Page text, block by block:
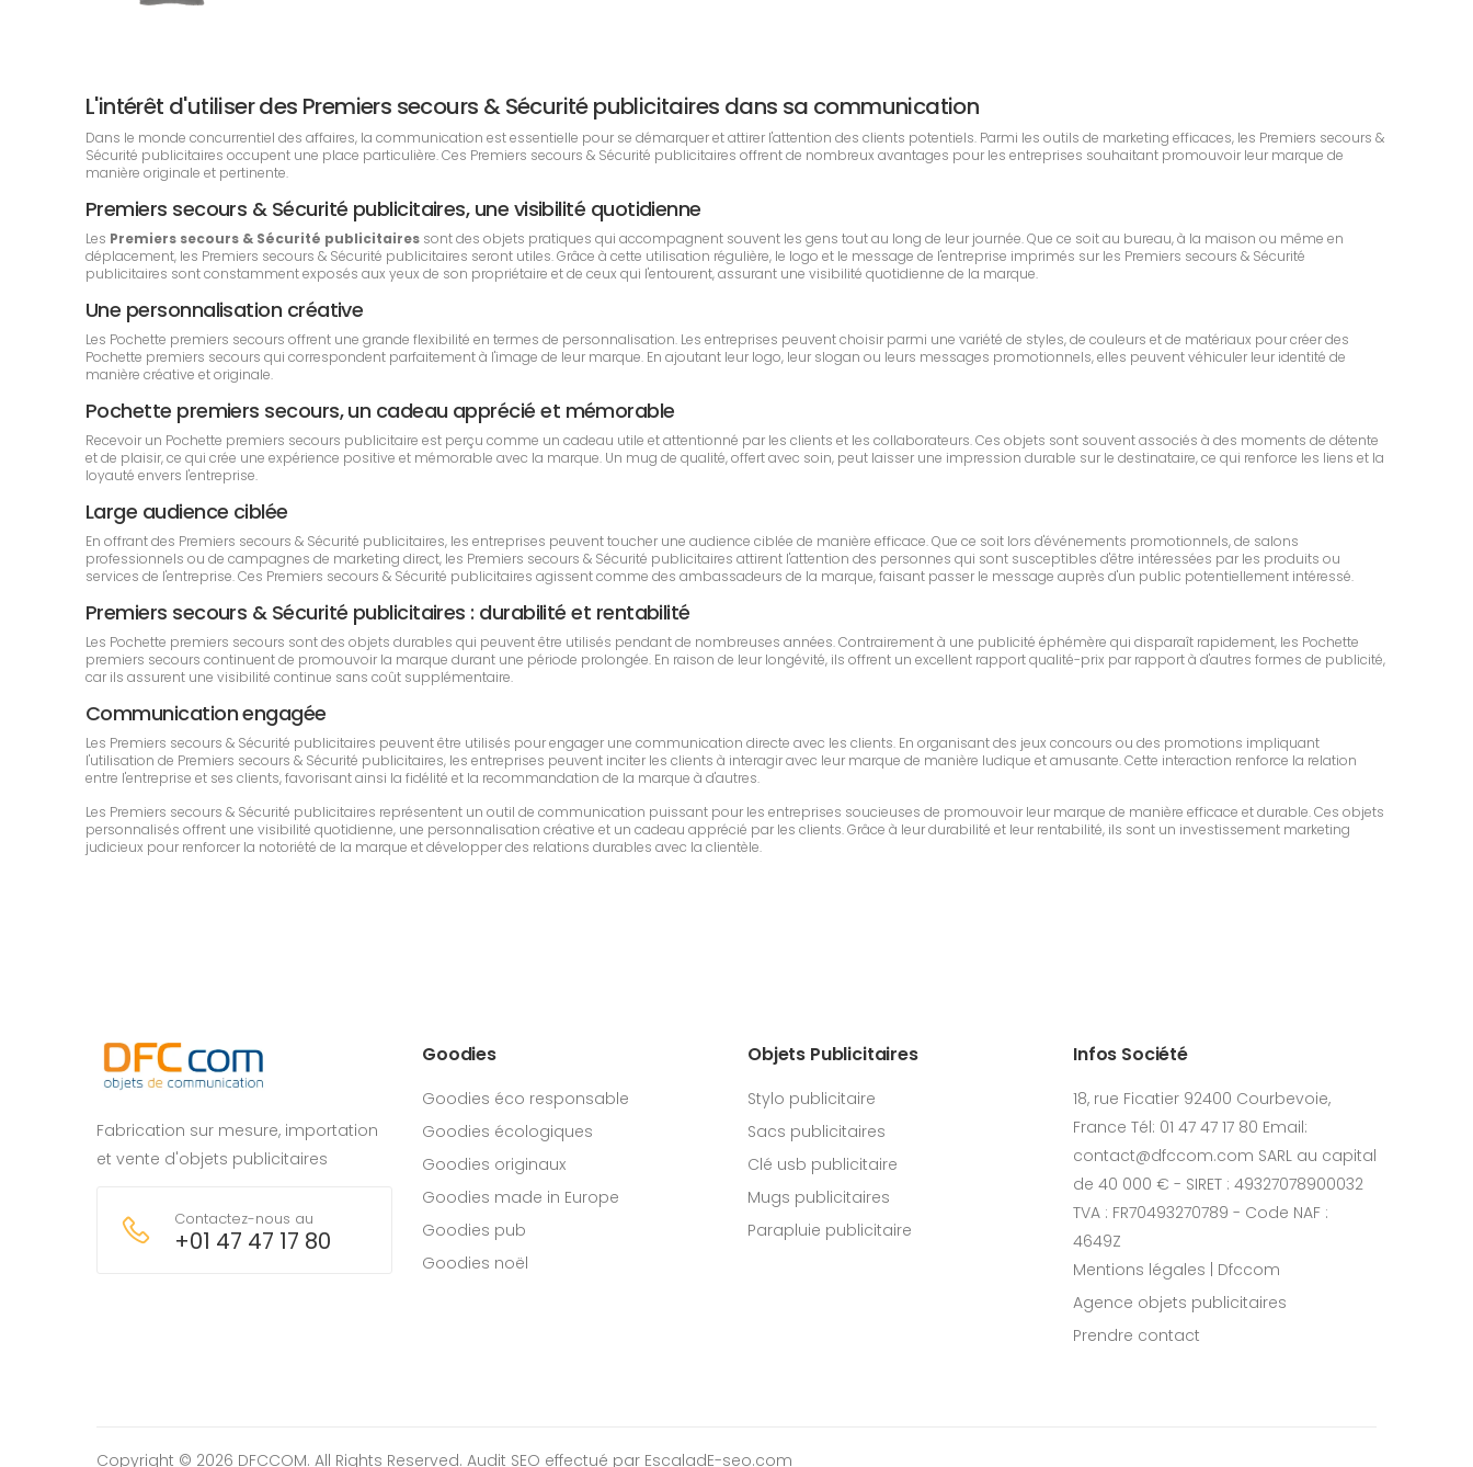
L'intérêt d'utiliser des Premiers secours & Sécurité publicitaires dans sa communication
Dans le monde concurrentiel des affaires, la communication est essentielle pour se démarquer et attirer l'attention des clients potentiels. Parmi les outils de marketing efficaces, les Premiers secours &
Sécurité publicitaires occupent une place particulière. Ces Premiers secours & Sécurité publicitaires offrent de nombreux avantages pour les entreprises souhaitant promouvoir leur marque de
manière originale et pertinente.
Premiers secours & Sécurité publicitaires, une visibilité quotidienne
Les Premiers secours & Sécurité publicitaires sont des objets pratiques qui accompagnent souvent les gens tout au long de leur journée. Que ce soit au bureau, à la maison ou même en
déplacement, les Premiers secours & Sécurité publicitaires seront utiles. Grâce à cette utilisation régulière, le logo et le message de l'entreprise imprimés sur les Premiers secours & Sécurité
publicitaires sont constamment exposés aux yeux de son propriétaire et de ceux qui l'entourent, assurant une visibilité quotidienne de la marque.
Une personnalisation créative
Les Pochette premiers secours offrent une grande flexibilité en termes de personnalisation. Les entreprises peuvent choisir parmi une variété de styles, de couleurs et de matériaux pour créer des
Pochette premiers secours qui correspondent parfaitement à l'image de leur marque. En ajoutant leur logo, leur slogan ou leurs messages promotionnels, elles peuvent véhiculer leur identité de
manière créative et originale.
Pochette premiers secours, un cadeau apprécié et mémorable
Recevoir un Pochette premiers secours publicitaire est perçu comme un cadeau utile et attentionné par les clients et les collaborateurs. Ces objets sont souvent associés à des moments de détente
et de plaisir, ce qui crée une expérience positive et mémorable avec la marque. Un mug de qualité, offert avec soin, peut laisser une impression durable sur le destinataire, ce qui renforce les liens et la
loyauté envers l'entreprise.
Large audience ciblée
En offrant des Premiers secours & Sécurité publicitaires, les entreprises peuvent toucher une audience ciblée de manière efficace. Que ce soit lors d'événements promotionnels, de salons
professionnels ou de campagnes de marketing direct, les Premiers secours & Sécurité publicitaires attirent l'attention des personnes qui sont susceptibles d'être intéressées par les produits ou
services de l'entreprise. Ces Premiers secours & Sécurité publicitaires agissent comme des ambassadeurs de la marque, faisant passer le message auprès d'un public potentiellement intéressé.
Premiers secours & Sécurité publicitaires : durabilité et rentabilité
Les Pochette premiers secours sont des objets durables qui peuvent être utilisés pendant de nombreuses années. Contrairement à une publicité éphémère qui disparaît rapidement, les Pochette
premiers secours continuent de promouvoir la marque durant une période prolongée. En raison de leur longévité, ils offrent un excellent rapport qualité-prix par rapport à d'autres formes de publicité,
car ils assurent une visibilité continue sans coût supplémentaire.
Communication engagée
Les Premiers secours & Sécurité publicitaires peuvent être utilisés pour engager une communication directe avec les clients. En organisant des jeux concours ou des promotions impliquant
l'utilisation de Premiers secours & Sécurité publicitaires, les entreprises peuvent inciter les clients à interagir avec leur marque de manière ludique et amusante. Cette interaction renforce la relation
entre l'entreprise et ses clients, favorisant ainsi la fidélité et la recommandation de la marque à d'autres.
Les Premiers secours & Sécurité publicitaires représentent un outil de communication puissant pour les entreprises soucieuses de promouvoir leur marque de manière efficace et durable. Ces objets
personnalisés offrent une visibilité quotidienne, une personnalisation créative et un cadeau apprécié par les clients. Grâce à leur durabilité et leur rentabilité, ils sont un investissement marketing
judicieux pour renforcer la notoriété de la marque et développer des relations durables avec la clientèle.
Fabrication sur mesure, importation
et vente d'objets publicitaires
Contactez-nous au
+01 47 47 17 80
Goodies
Goodies éco responsable
Goodies écologiques
Goodies originaux
Goodies made in Europe
Goodies pub
Goodies noël
Objets Publicitaires
Stylo publicitaire
Sacs publicitaires
Clé usb publicitaire
Mugs publicitaires
Parapluie publicitaire
Infos Société
18, rue Ficatier 92400 Courbevoie,
France Tél: 01 47 47 17 80 Email:
contact@dfccom.com SARL au capital
de 40 000 € - SIRET : 49327078900032
TVA : FR70493270789 - Code NAF :
4649Z
Mentions légales | Dfccom
Agence objets publicitaires
Prendre contact
Copyright © 2026 DFCCOM. All Rights Reserved. Audit SEO effectué par EscaladE-seo.com